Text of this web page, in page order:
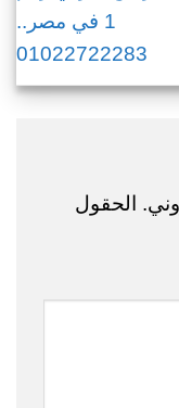
1 في مصر..
01022722283
الحقول